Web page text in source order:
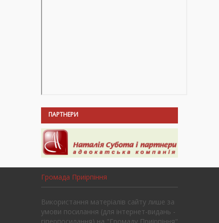
ПАРТНЕРИ
Громада Приірпіння
Використання матеріалів сайту лише за
умови посилання (для інтернет-видань -